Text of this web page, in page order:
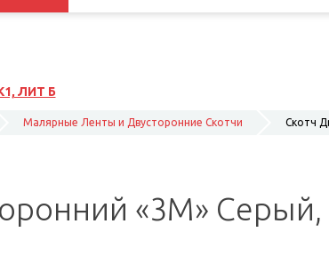
Малярные Ленты и Двусторонние Скотчи Скотч
«3M»